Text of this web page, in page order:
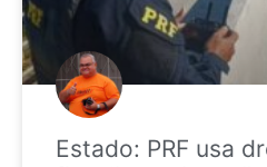
Estado: PRF usa